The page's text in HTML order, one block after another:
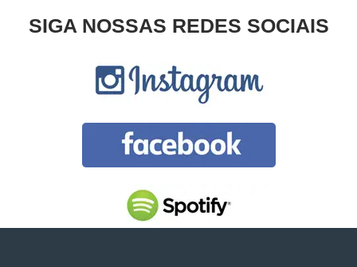
SIGA NOSSAS REDES SOCIAIS